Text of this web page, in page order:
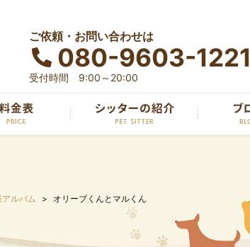
ご依頼・お問い合わせは
080-9603-1221
受付時間 9:00～20:00
アルバム オリーブくんとマルくん